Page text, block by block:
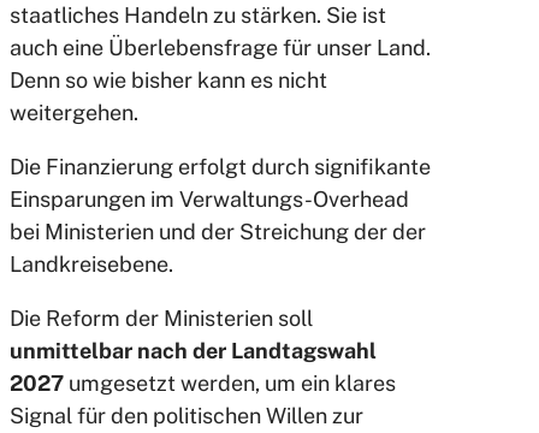
staatliches Handeln zu stärken. Sie ist
auch eine Überlebensfrage für unser Land.
Denn so wie bisher kann es nicht
weitergehen.
Die Finanzierung erfolgt durch signifikante
Einsparungen im Verwaltungs-Overhead
bei Ministerien und der Streichung der der
Landkreisebene.
Die Reform der Ministerien soll
unmittelbar nach der Landtagswahl
2027 umgesetzt werden, um ein klares
Signal für den politischen Willen zur